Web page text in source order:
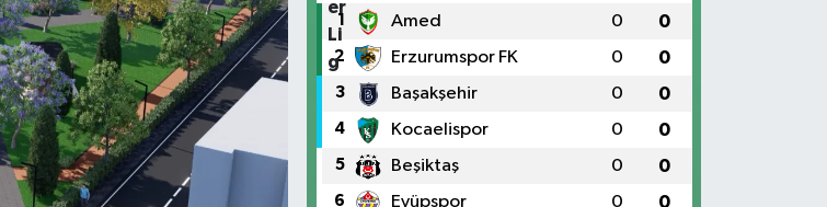
1 Amed 0 0
2 Erzurumspor FK 0 0
3 Başakşehir 0 0
4 Kocaelispor 0 0
5 Beşiktaş 0 0
6 Eyüpspor 0 0